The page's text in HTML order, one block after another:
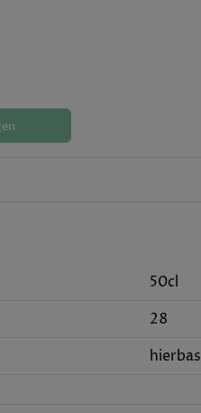
50cl
28
hierbas